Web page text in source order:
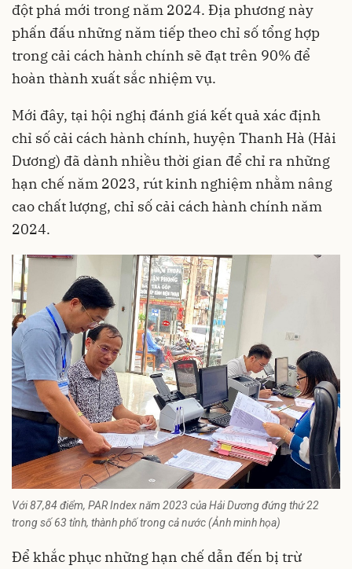
đột phá mới trong năm 2024. Địa phương này
phấn đấu những năm tiếp theo chỉ số tổng hợp
trong cải cách hành chính sẽ đạt trên 90% để
hoàn thành xuất sắc nhiệm vụ.
Mới đây, tại hội nghị đánh giá kết quả xác định
chỉ số cải cách hành chính, huyện Thanh Hà (Hải
Dương) đã dành nhiều thời gian để chỉ ra những
hạn chế năm 2023, rút kinh nghiệm nhằm nâng
cao chất lượng, chỉ số cải cách hành chính năm
2024.
Với 87,84 điểm, PAR Index năm 2023 của Hải Dương đứng thứ 22
trong số 63 tỉnh, thành phố trong cả nước (Ảnh minh họa)
Để khắc phục những hạn chế dẫn đến bị trừ